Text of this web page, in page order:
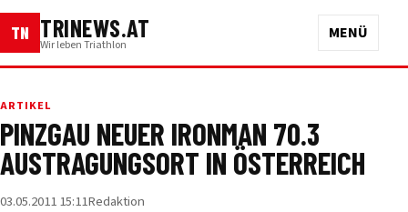
TN TRINEWS.AT
Wir leben Triathlon
MENÜ
ARTIKEL
PINZGAU NEUER IRONMAN 70.3
AUSTRAGUNGSORT IN ÖSTERREICH
03.05.2011 15:11Redaktion